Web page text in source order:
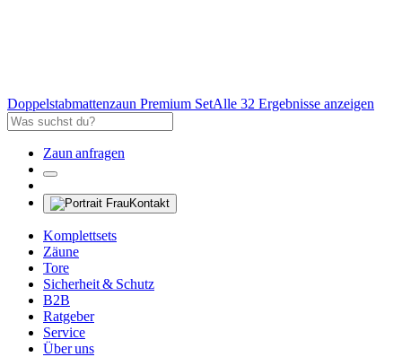
Doppelstabmattenzaun Premium SetAlle 32 Ergebnisse anzeigen
Zaun anfragen
Kontakt
Komplettsets
Zäune
Tore
Sicherheit & Schutz
B2B
Ratgeber
Service
Über uns